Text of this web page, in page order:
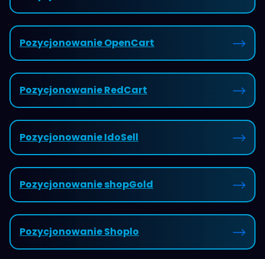
Pozycjonowanie OpenCart
Pozycjonowanie RedCart
Pozycjonowanie IdoSell
Pozycjonowanie shopGold
Pozycjonowanie Shoplo